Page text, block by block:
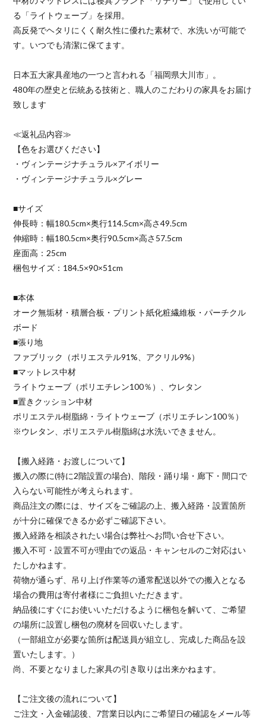
る「ライトウェーブ」を採用。
高反発でヘタリにくく耐久性に優れた素材で、水洗いが可能で
す。いつでも清潔に保てます。
日本五大家具産地の一つと言われる「福岡県大川市」。
480年の歴史と伝統ある技術と、職人のこだわりの家具をお届け
致します
≪返礼品内容≫
【色をお選びください】
・ヴィンテージナチュラル×アイボリー
・ヴィンテージナチュラル×グレー
■サイズ
伸長時：幅180.5cm×奥行114.5cm×高さ49.5cm
伸縮時：幅180.5cm×奥行90.5cm×高さ57.5cm
座面高：25cm
梱包サイズ：184.5×90×51cm
■本体
オーク無垢材・積層合板・プリント紙化粧繊維板・パーチクル
ボード
■張り地
ファブリック（ポリエステル91%、アクリル9%）
■マットレス中材
ライトウェーブ（ポリエチレン100％）、ウレタン
■置きクッション中材
ポリエステル樹脂綿・ライトウェーブ（ポリエチレン100％）
※ウレタン、ポリエステル樹脂綿は水洗いできません。
【搬入経路・お渡しについて】
搬入の際に(特に2階設置の場合)、階段・踊り場・廊下・間口で
入らない可能性が考えられます。
商品注文の際には、サイズをご確認の上、搬入経路・設置箇所
が十分に確保できるか必ずご確認下さい。
搬入経路を相談されたい場合は弊社へお問い合せ下さい。
搬入不可・設置不可が理由での返品・キャンセルのご対応はい
たしかねます。
荷物が通らず、吊り上げ作業等の通常配送以外での搬入となる
場合の費用は寄付者様にご負担いただきます。
納品後にすぐにお使いいただけるように梱包を解いて、ご希望
の場所に設置し梱包の廃材を回収いたします。
（一部組立が必要な箇所は配送員が組立し、完成した商品を設
置いたします。）
尚、不要となりました家具の引き取りは出来かねます。
【ご注文後の流れについて】
ご注文・入金確認後、7営業日以内にご希望日の確認をメール等